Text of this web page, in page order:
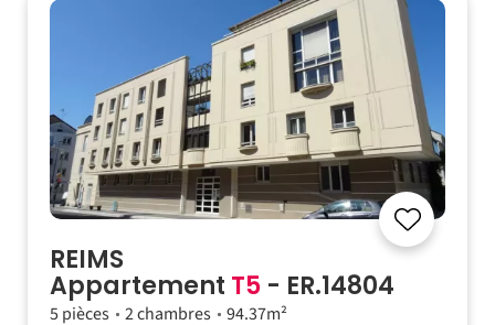
REIMS
Appartement T5 - ER.14804
5 pièces 2 chambres 94.37m²